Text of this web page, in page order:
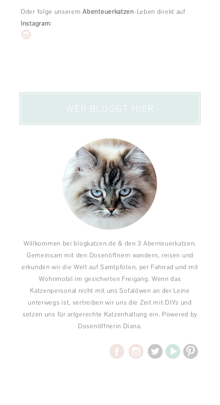
Oder folge unseremAbenteuerkatzen-Leben direkt auf
Instagram:
WER BLOGGT HIER
Willkommen bei blogkatzen.de & den 3 Abenteuerkatzen.
Gemeinsam mit den Dosenöffnern wandern, reisen und
erkunden wir die Welt auf Samtpfoten, per Fahrrad und mit
Wohnmobil im gesicherten Freigang. Wenn das
Katzenpersonal nicht mit uns Sofalöwen an der Leine
unterwegs ist, vertreiben wir uns die Zeit mit DIYs und
setzen uns für artgerechte Katzenhaltung ein. Powered by
Dosenöffnerin Diana.